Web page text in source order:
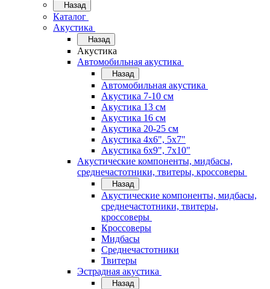
Назад
Каталог
Акустика
Назад
Акустика
Автомобильная акустика
Назад
Автомобильная акустика
Акустика 7-10 см
Акустика 13 см
Акустика 16 см
Акустика 20-25 см
Акустика 4х6", 5х7"
Акустика 6х9", 7х10"
Акустические компоненты, мидбасы,
среднечастотники, твитеры, кроссоверы
Назад
Акустические компоненты, мидбасы,
среднечастотники, твитеры,
кроссоверы
Кроссоверы
Мидбасы
Среднечастотники
Твитеры
Эстрадная акустика
Назад